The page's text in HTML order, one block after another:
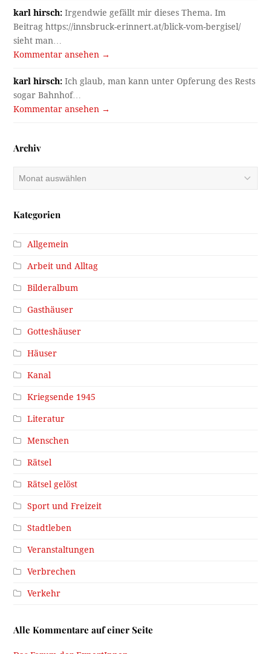
karl hirsch: Irgendwie gefällt mir dieses Thema. Im
Beitrag https://innsbruck-erinnert.at/blick-vom-bergisel/
sieht man…
Kommentar ansehen →
karl hirsch: Ich glaub, man kann unter Opferung des Rests
sogar Bahnhof…
Kommentar ansehen →
Archiv
Kategorien
Allgemein
Arbeit und Alltag
Bilderalbum
Gasthäuser
Gotteshäuser
Häuser
Kanal
Kriegsende 1945
Literatur
Menschen
Rätsel
Rätsel gelöst
Sport und Freizeit
Stadtleben
Veranstaltungen
Verbrechen
Verkehr
Alle Kommentare auf einer Seite